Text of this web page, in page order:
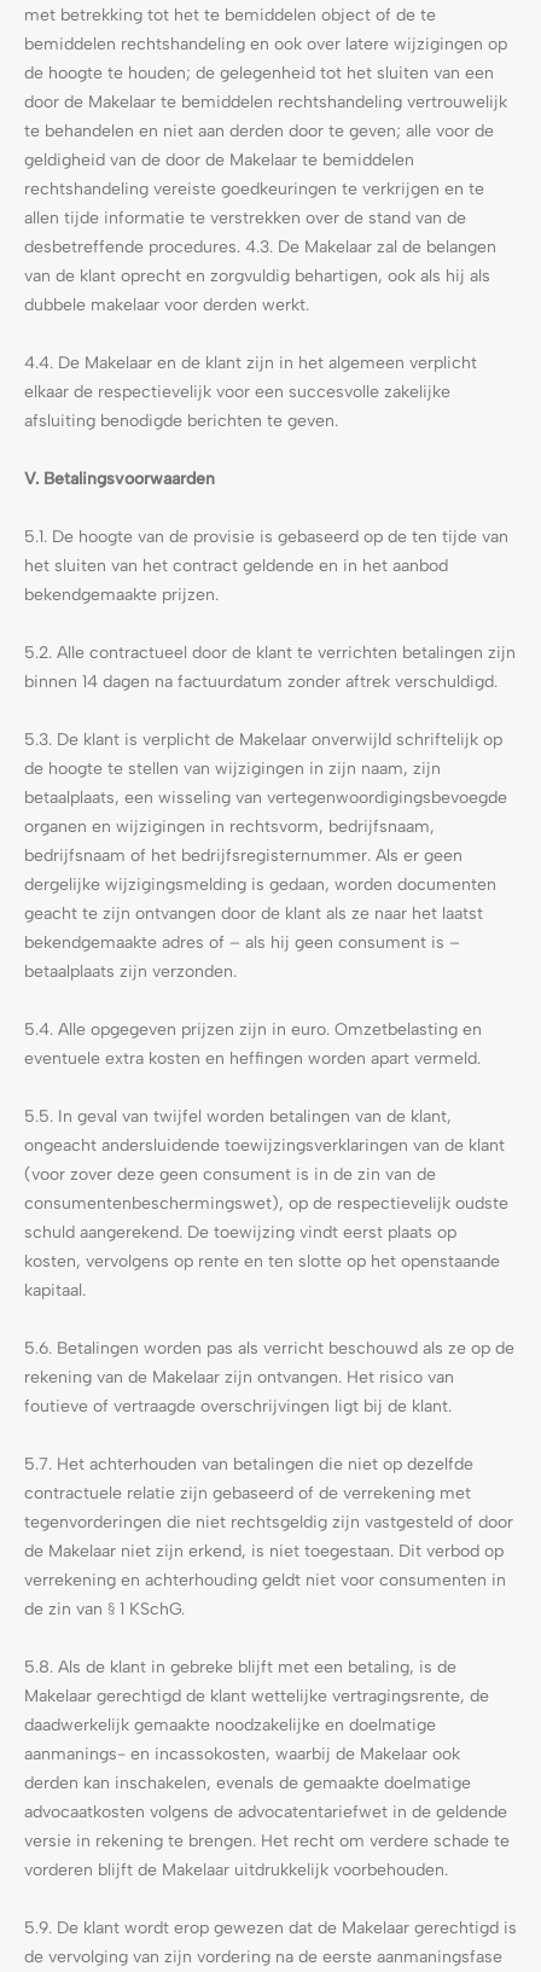
met betrekking tot het te bemiddelen object of de te
bemiddelen rechtshandeling en ook over latere wijzigingen op
de hoogte te houden; de gelegenheid tot het sluiten van een
door de Makelaar te bemiddelen rechtshandeling vertrouwelijk
te behandelen en niet aan derden door te geven; alle voor de
geldigheid van de door de Makelaar te bemiddelen
rechtshandeling vereiste goedkeuringen te verkrijgen en te
allen tijde informatie te verstrekken over de stand van de
desbetreffende procedures. 4.3. De Makelaar zal de belangen
van de klant oprecht en zorgvuldig behartigen, ook als hij als
dubbele makelaar voor derden werkt.
4.4. De Makelaar en de klant zijn in het algemeen verplicht
elkaar de respectievelijk voor een succesvolle zakelijke
afsluiting benodigde berichten te geven.
V. Betalingsvoorwaarden
5.1. De hoogte van de provisie is gebaseerd op de ten tijde van
het sluiten van het contract geldende en in het aanbod
bekendgemaakte prijzen.
5.2. Alle contractueel door de klant te verrichten betalingen zijn
binnen 14 dagen na factuurdatum zonder aftrek verschuldigd.
5.3. De klant is verplicht de Makelaar onverwijld schriftelijk op
de hoogte te stellen van wijzigingen in zijn naam, zijn
betaalplaats, een wisseling van vertegenwoordigingsbevoegde
organen en wijzigingen in rechtsvorm, bedrijfsnaam,
bedrijfsnaam of het bedrijfsregisternummer. Als er geen
dergelijke wijzigingsmelding is gedaan, worden documenten
geacht te zijn ontvangen door de klant als ze naar het laatst
bekendgemaakte adres of – als hij geen consument is –
betaalplaats zijn verzonden.
5.4. Alle opgegeven prijzen zijn in euro. Omzetbelasting en
eventuele extra kosten en heffingen worden apart vermeld.
5.5. In geval van twijfel worden betalingen van de klant,
ongeacht andersluidende toewijzingsverklaringen van de klant
(voor zover deze geen consument is in de zin van de
consumentenbeschermingswet), op de respectievelijk oudste
schuld aangerekend. De toewijzing vindt eerst plaats op
kosten, vervolgens op rente en ten slotte op het openstaande
kapitaal.
5.6. Betalingen worden pas als verricht beschouwd als ze op de
rekening van de Makelaar zijn ontvangen. Het risico van
foutieve of vertraagde overschrijvingen ligt bij de klant.
5.7. Het achterhouden van betalingen die niet op dezelfde
contractuele relatie zijn gebaseerd of de verrekening met
tegenvorderingen die niet rechtsgeldig zijn vastgesteld of door
de Makelaar niet zijn erkend, is niet toegestaan. Dit verbod op
verrekening en achterhouding geldt niet voor consumenten in
de zin van § 1 KSchG.
5.8. Als de klant in gebreke blijft met een betaling, is de
Makelaar gerechtigd de klant wettelijke vertragingsrente, de
daadwerkelijk gemaakte noodzakelijke en doelmatige
aanmanings- en incassokosten, waarbij de Makelaar ook
derden kan inschakelen, evenals de gemaakte doelmatige
advocaatkosten volgens de advocatentariefwet in de geldende
versie in rekening te brengen. Het recht om verdere schade te
vorderen blijft de Makelaar uitdrukkelijk voorbehouden.
5.9. De klant wordt erop gewezen dat de Makelaar gerechtigd is
de vervolging van zijn vordering na de eerste aanmaningsfase